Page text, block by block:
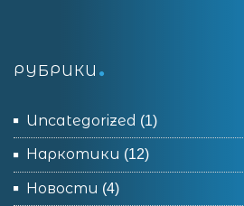
РУБРИКИ
Uncategorized (1)
Наркотики (12)
Новости (4)